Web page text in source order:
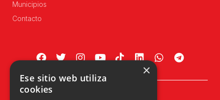
Municipios
Contacto
×
Ese sitio web utiliza
cookies